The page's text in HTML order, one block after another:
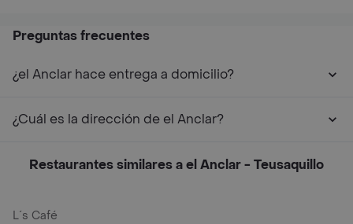
Preguntas frecuentes
¿el Anclar hace entrega a domicilio?
¿Cuál es la dirección de el Anclar?
Restaurantes similares a el Anclar - Teusaquillo
L´s Café